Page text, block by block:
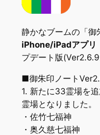
静かなブームの「御
iPhone/iPadアプリ
プデート版
■御朱印ノート
1. 新たに33霊場を
霊場となりました。
・佐竹七福神
・奥久慈七福神